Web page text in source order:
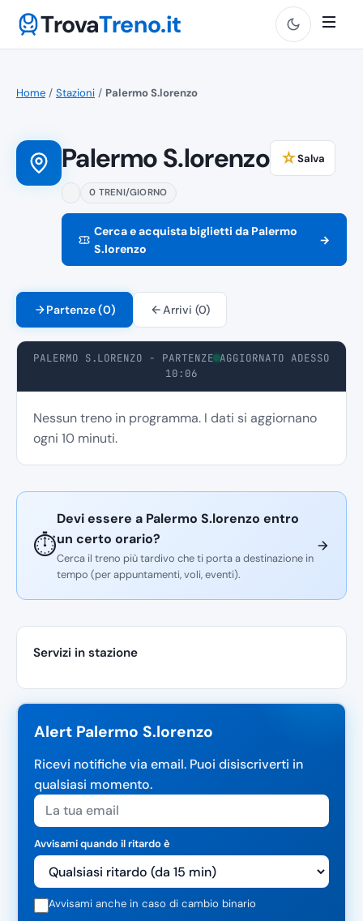
TrovaTreno.it
Home / Stazioni / Palermo S.lorenzo
Palermo S.lorenzo ☆Salva
0 TRENI/GIORNO
Cerca e acquista biglietti da Palermo
S.lorenzo
→
Partenze (0) Arrivi (0)
PALERMO S.LORENZO - PARTENZE AGGIORNATO ADESSO
10:06
Nessun treno in programma. I dati si aggiornano
ogni 10 minuti.
⏱️
Devi essere a Palermo S.lorenzo entro
un certo orario?
Cerca il treno più tardivo che ti porta a destinazione in
tempo (per appuntamenti, voli, eventi).
Servizi in stazione
Alert Palermo S.lorenzo
Ricevi notifiche via email. Puoi disiscriverti in
qualsiasi momento.
Avvisami quando il ritardo è
Avvisami anche in caso di cambio binario